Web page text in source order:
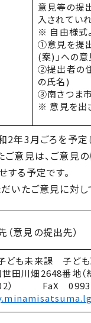
意見等の提
入されてい
※ 自由様式
①意見を提
(案)｣への意
②提出者の
の氏名)
③南さつま
※ 意見を出
2年3月ごろを予定
ご意見は、ご意見
する予定です。
だいたご意見に対
意見の提出先）
ども未来課 子
田川畑2648番地
2702） FaX